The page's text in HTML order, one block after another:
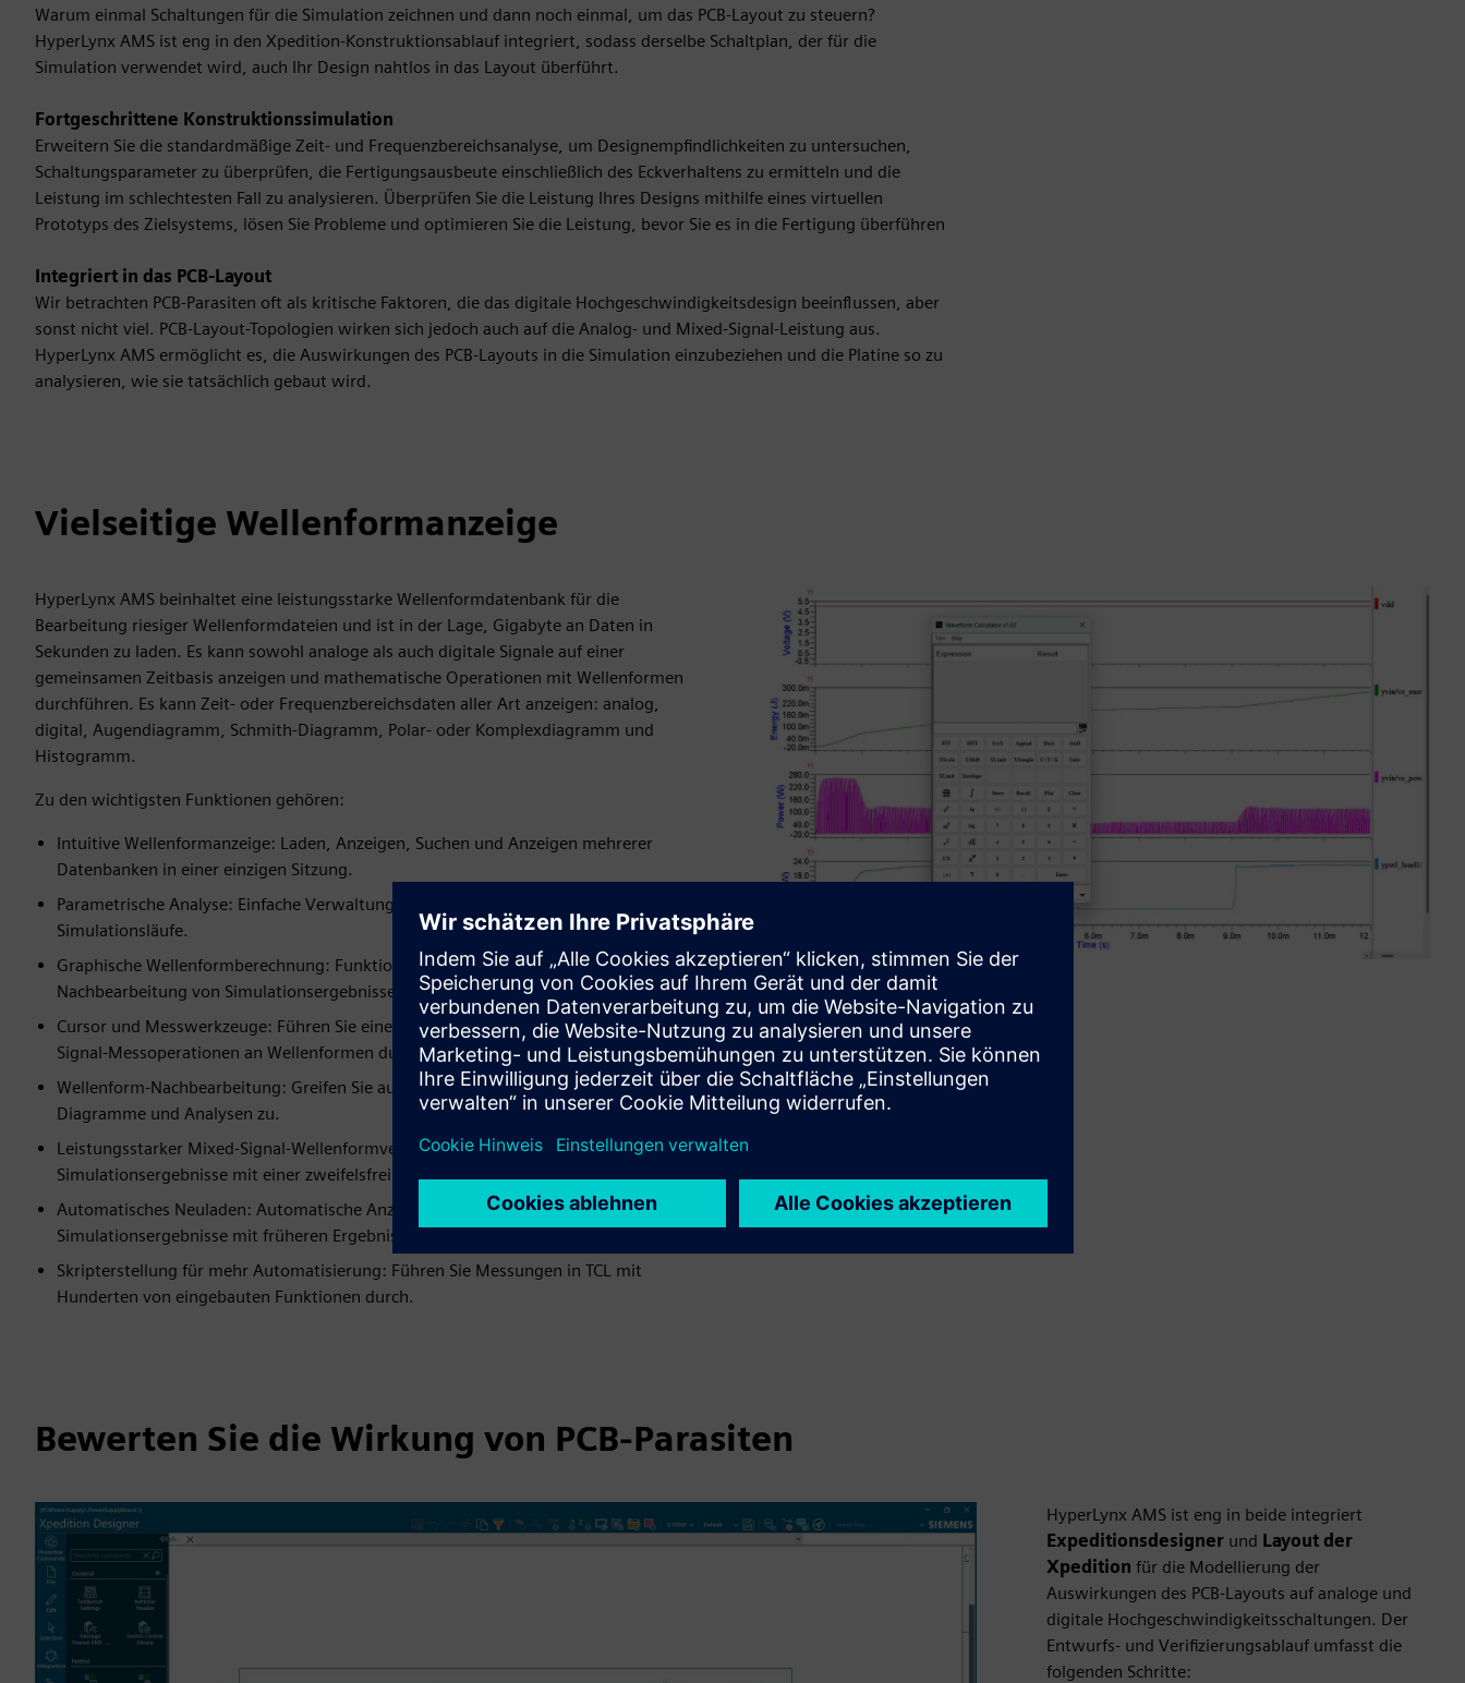
Warum einmal Schaltungen für die Simulation zeichnen und dann noch einmal, um das PCB-Layout zu steuern?
HyperLynx AMS ist eng in den Xpedition-Konstruktionsablauf integriert, sodass derselbe Schaltplan, der für die
Simulation verwendet wird, auch Ihr Design nahtlos in das Layout überführt.
Fortgeschrittene Konstruktionssimulation
Erweitern Sie die standardmäßige Zeit- und Frequenzbereichsanalyse, um Designempfindlichkeiten zu untersuchen,
Schaltungsparameter zu überprüfen, die Fertigungsausbeute einschließlich des Eckverhaltens zu ermitteln und die
Leistung im schlechtesten Fall zu analysieren. Überprüfen Sie die Leistung Ihres Designs mithilfe eines virtuellen
Prototyps des Zielsystems, lösen Sie Probleme und optimieren Sie die Leistung, bevor Sie es in die Fertigung überführen
Integriert in das PCB-Layout
Wir betrachten PCB-Parasiten oft als kritische Faktoren, die das digitale Hochgeschwindigkeitsdesign beeinflussen, aber
sonst nicht viel. PCB-Layout-Topologien wirken sich jedoch auch auf die Analog- und Mixed-Signal-Leistung aus.
HyperLynx AMS ermöglicht es, die Auswirkungen des PCB-Layouts in die Simulation einzubeziehen und die Platine so zu
analysieren, wie sie tatsächlich gebaut wird.
Vielseitige Wellenformanzeige
HyperLynx AMS beinhaltet eine leistungsstarke Wellenformdatenbank für die
Bearbeitung riesiger Wellenformdateien und ist in der Lage, Gigabyte an Daten in
Sekunden zu laden. Es kann sowohl analoge als auch digitale Signale auf einer
gemeinsamen Zeitbasis anzeigen und mathematische Operationen mit Wellenformen
durchführen. Es kann Zeit- oder Frequenzbereichsdaten aller Art anzeigen: analog,
digital, Augendiagramm, Schmith-Diagramm, Polar- oder Komplexdiagramm und
Histogramm.
Zu den wichtigsten Funktionen gehören:
Intuitive Wellenformanzeige: Laden, Anzeigen, Suchen und Anzeigen mehrerer
Datenbanken in einer einzigen Sitzung.
Parametrische Analyse: Einfache Verwaltung der Ergebnisse mehrerer
Simulationsläufe.
Graphische Wellenformberechnung: Funktionsreiche Umgebung für die Anzeige und
Nachbearbeitung von Simulationsergebnissen.
Cursor und Messwerkzeuge: Führen Sie eine Vielzahl von analogen und Mixed-
Signal-Messoperationen an Wellenformen durch und zeichnen Sie sie auf.
Wellenform-Nachbearbeitung: Greifen Sie auf erweiterte Signalverarbeitungstools,
Diagramme und Analysen zu.
Leistungsstarker Mixed-Signal-Wellenformvergleich: Automatischer Vergleich der
Simulationsergebnisse mit einer zweifelsfrei funktionierenden Wellenform.
Automatisches Neuladen: Automatische Anzeige und Vergleich neuer
Simulationsergebnisse mit früheren Ergebnissen während der Simulation.
Skripterstellung für mehr Automatisierung: Führen Sie Messungen in TCL mit
Hunderten von eingebauten Funktionen durch.
Bewerten Sie die Wirkung von PCB-Parasiten
HyperLynx AMS ist eng in beide integriert
Expeditionsdesigner und Layout der
Xpedition für die Modellierung der
Auswirkungen des PCB-Layouts auf analoge und
digitale Hochgeschwindigkeitsschaltungen. Der
Entwurfs- und Verifizierungsablauf umfasst die
folgenden Schritte: